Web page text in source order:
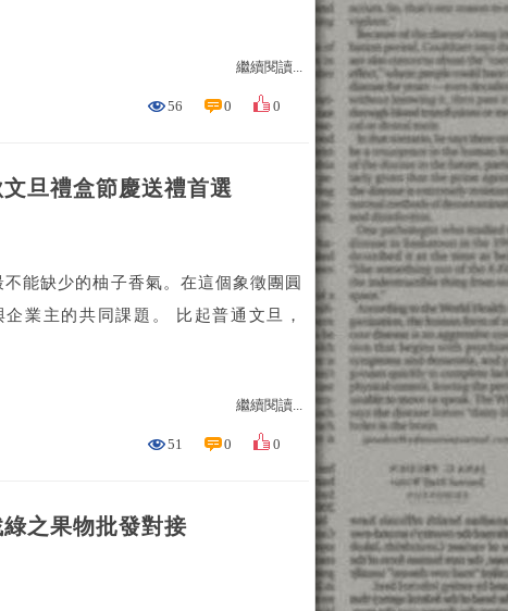
繼續閱讀...
56 0 0
旦禮盒節慶送禮首選
能缺少的柚子香氣。在這個象徵團圓
業主的共同課題。 比起普通文旦，
繼續閱讀...
51 0 0
之果物批發對接